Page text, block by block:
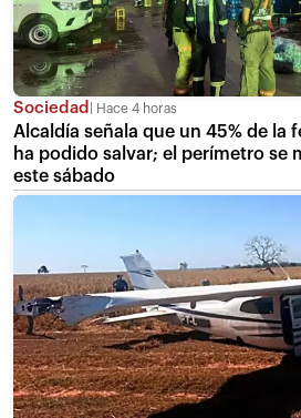
Sociedad Hace 4 horas
Alcaldía señala que un 45% de la
ha podido salvar; el perímetro se
este sábado